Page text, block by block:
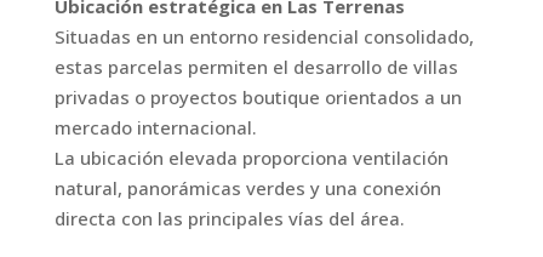
Ubicación estratégica en Las Terrenas
Situadas en un entorno residencial consolidado,
estas parcelas permiten el desarrollo de villas
privadas o proyectos boutique orientados a un
mercado internacional.
La ubicación elevada proporciona ventilación
natural, panorámicas verdes y una conexión
directa con las principales vías del área.